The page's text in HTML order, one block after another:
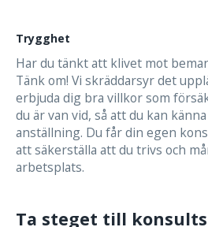
Trygghet
Har du tänkt att klivet mot
Tänk om! Vi skräddarsyr det
erbjuda dig bra villkor som
du är van vid, så att du kan
anställning. Du får din egen
att säkerställa att du trivs och
arbetsplats.
Ta steget till